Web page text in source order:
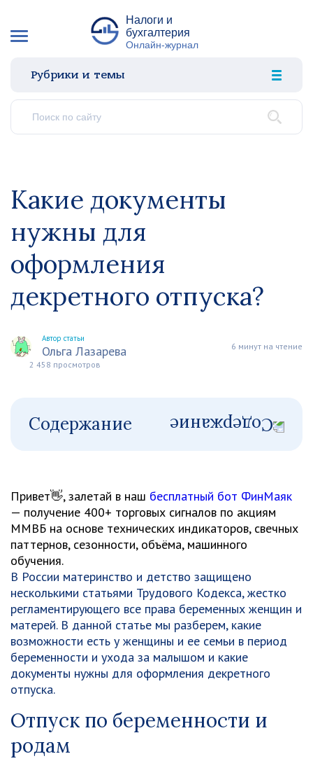
Налоги и
бухгалтерия
Онлайн-журнал
Рубрики и темы
Какие документы
нужны для
оформления
декретного отпуска?
Автор статьи
Ольга Лазарева
6 минут на чтение
2 458 просмотров
Содержание
Привет👋, залетай в наш бесплатный бот ФинМаяк
— получение 400+ торговых сигналов по акциям
ММВБ на основе технических индикаторов, свечных
паттернов, сезонности, объёма, машинного
обучения.
В России материнство и детство защищено
несколькими статьями Трудового Кодекса, жестко
регламентирующего все права беременных женщин и
матерей. В данной статье мы разберем, какие
возможности есть у женщины и ее семьи в период
беременности и ухода за малышом и какие
документы нужны для оформления декретного
отпуска.
Отпуск по беременности и
родам